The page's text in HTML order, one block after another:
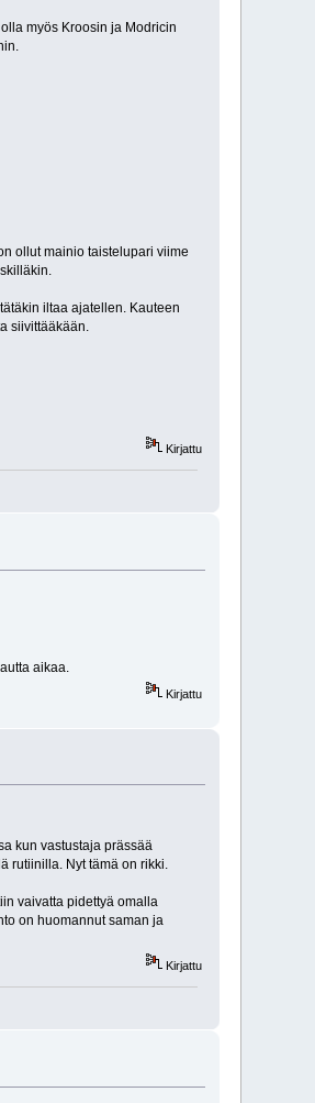
myös Kroosin ja Modricin
ollut mainio taistelupari viime
iltaa ajatellen. Kauteen
siivittääkään.
Kirjattu
aikaa.
Kirjattu
kun vastustaja prässää
rutiinilla. Nyt tämä on rikki.
vaivatta pidettyä omalla
on huomannut saman ja
Kirjattu